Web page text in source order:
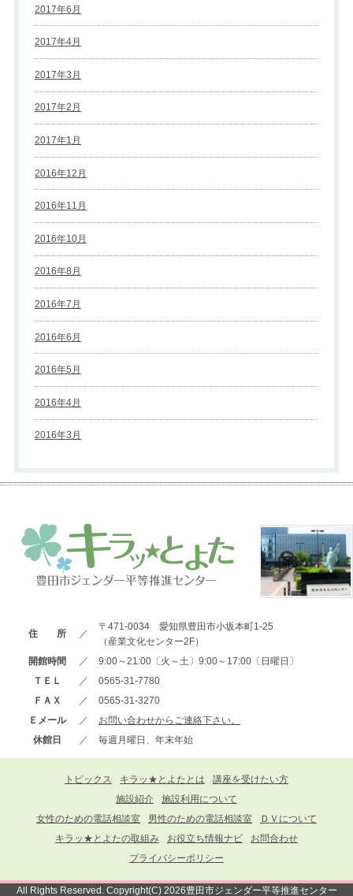
2017年6月
2017年4月
2017年3月
2017年2月
2017年1月
2016年12月
2016年11月
2016年10月
2016年8月
2016年7月
2016年6月
2016年5月
2016年4月
2016年3月
住 所 ／
〒471-0034 愛知県豊田市小坂本町1-25
（産業文化センター2F）
開館時間
／
9:00～21:00〔火～土〕9:00～17:00〔日曜日〕
ＴＥＬ
／
0565-31-7780
ＦＡＸ
／
0565-31-3270
Ｅメール
／
お問い合わせからご連絡下さい。
休館日
／ 毎週月曜日、年末年始
トピックス キラッ★とよたとは
講座を受けたい方
施設紹介
施設利用について
女性のための電話相談室
男性のための電話相談室
ＤＶについて
キラッ★とよたの取組み
お役立ち情報ナビ
お問合わせ
プライバシーポリシー
All Rights Reserved. Copyright(C) 2026豊田市ジェンダー平等推進センター